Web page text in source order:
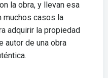
la obra, y llevan esa
muchos casos la
adquirir la propiedad
autor de una obra